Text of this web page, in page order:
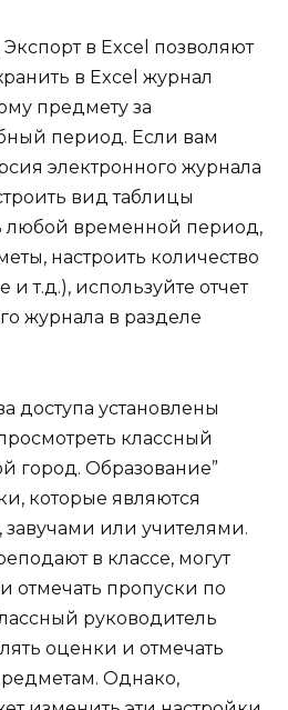
в Excel позволяют
в Excel журнал
предмету за
период. Если вам
электронного журнала
вид таблицы
любой временной период,
настроить количество
и т.д.), используйте отчет
журнала в разделе
доступа установлены
классный
город. Образование”
которые являются
или учителями.
в классе, могут
отмечать пропуски по
руководитель
оценки и отмечать
Однако,